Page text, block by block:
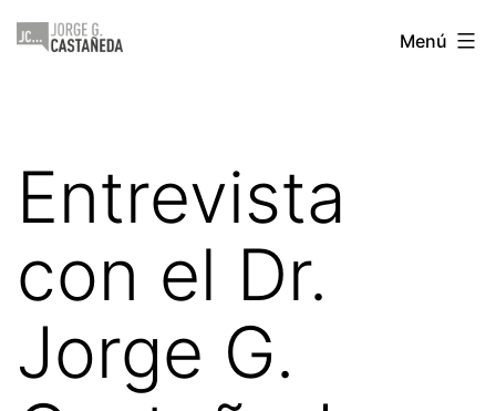
Saltar
Jorge
Menú
Entrevista
con el Dr.
Jorge G.